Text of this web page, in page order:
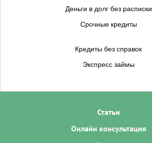
Деньги в долг без расписки
Срочные кредиты
Кредиты без справок
Экспресс займы
Статьи
Онлайн консультация